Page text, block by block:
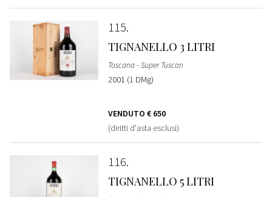
115
TIGNANELLO 3 LITRI
Toscana - Super Tuscan
2001 (1 DMg)
VENDUTO € 650
(diritti d'asta esclusi)
116
TIGNANELLO 5 LITRI